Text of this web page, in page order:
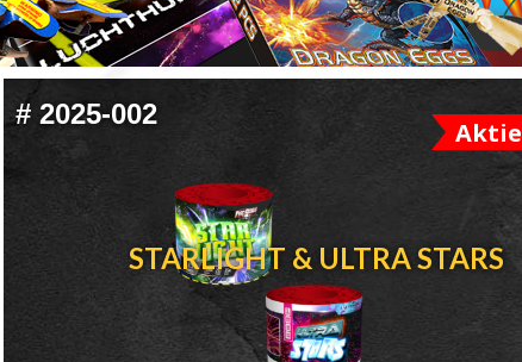
# 2025-002
Aktie
STARLIGHT & ULTRA STARS